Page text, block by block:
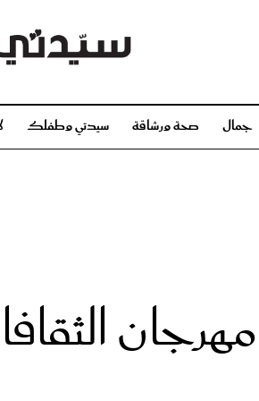
جمال صحة ورشاقة سيدتي وطفلك
مجلة سيدتي
مناسبات X سيدتي